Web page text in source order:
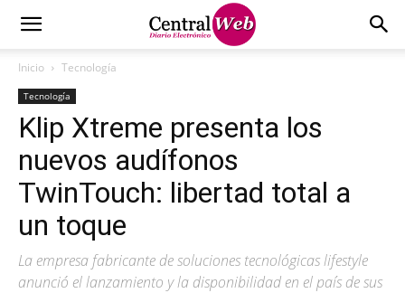
Inicio Tecnología
Tecnología
Klip Xtreme presenta los
nuevos audífonos
TwinTouch: libertad total a
un toque
La empresa fabricante de soluciones tecnológicas lifestyle
anunció el lanzamiento y la disponibilidad en el país de sus